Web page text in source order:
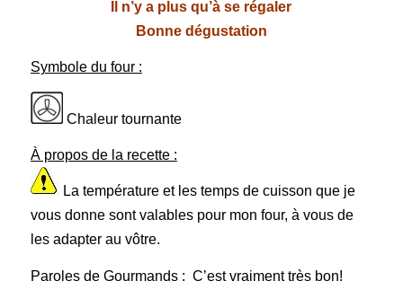
Il n’y a plus qu’à se régaler
Bonne dégustation
Symbole du four :
Chaleur tournante
À propos de la recette :
La température et les temps de cuisson que je
vous donne sont valables pour mon four, à vous de
les adapter au vôtre.
Paroles de Gourmands : C’est vraiment très bon!